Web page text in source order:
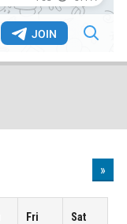
»
Fri Sat